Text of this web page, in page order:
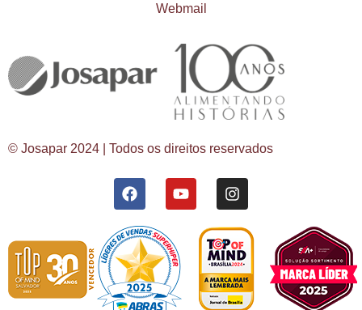
Webmail
© Josapar 2024 | Todos os direitos reservados